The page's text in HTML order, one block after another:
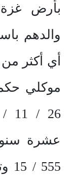
بأرض
أي أكثر
موكلي